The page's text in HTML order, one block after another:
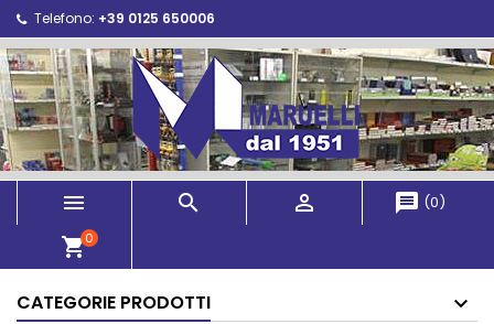
Telefono: +39 0125 650006
   message (0)
shopping_cart0
CATEGORIE PRODOTTI